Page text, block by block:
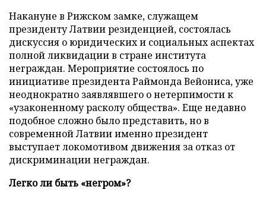
Накануне в Рижском замке, служащем
президенту Латвии резиденцией, состоялась
дискуссия о юридических и социальных аспектах
полной ликвидации в стране института
неграждан. Мероприятие состоялось по
инициативе президента Раймонда Вейониса, уже
неоднократно заявлявшего о нетерпимости к
«узаконенному расколу общества». Еще недавно
подобное сложно было представить, но в
современной Латвии именно президент
выступает локомотивом движения за отказ от
дискриминации неграждан.
Легко ли быть «негром»?